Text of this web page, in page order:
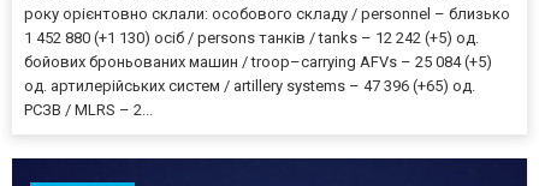
року орієнтовно склали: особового складу / personnel – близько
1 452 880 (+1 130) осіб / persons танків / tanks – 12 242 (+5) од.
бойових броньованих машин / troop–carrying AFVs – 25 084 (+5)
од. артилерійських систем / artillery systems – 47 396 (+65) од.
РСЗВ / MLRS – 2...